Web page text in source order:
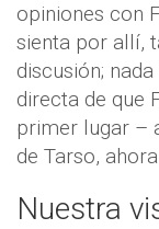
opiniones con
sienta por allí,
discusión;
directa de que
primer lugar –
de Tarso,
Nuestra